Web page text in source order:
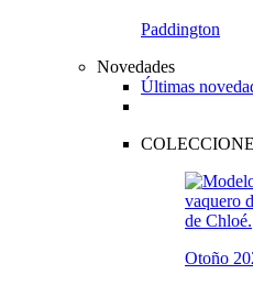
Paddington
Novedades
Últimas
Otoño